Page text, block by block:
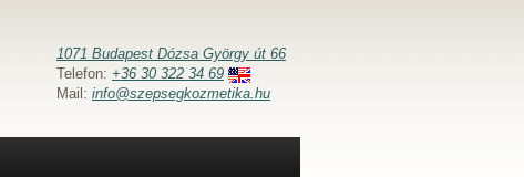
1071 Budapest Dózsa György út 66
Telefon: +36 30 322 34 69
Mail: info@szepsegkozmetika.hu